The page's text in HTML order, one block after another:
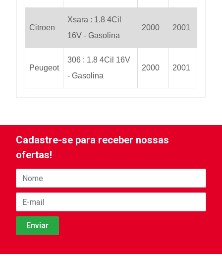
Citroen
Xsara : 1.8 4Cil
16V - Gasolina
2000 2001
Peugeot
306 : 1.8 4Cil 16V
- Gasolina
2000 2001
Cadastre-se para receber nossas
ofertas!